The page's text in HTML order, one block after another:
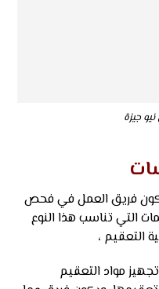
جيزة
فريق العمل في فحص
التي تناسب هذا النوع
التعقيم ،
مواد التعقيم